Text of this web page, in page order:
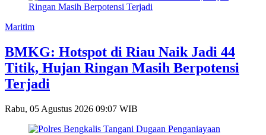
Maritim
BMKG: Hotspot di Riau Naik Jadi 44
Titik, Hujan Ringan Masih Berpotensi
Terjadi
Rabu, 05 Agustus 2026 09:07 WIB